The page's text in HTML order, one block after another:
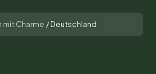
mit Charme / Deutschland